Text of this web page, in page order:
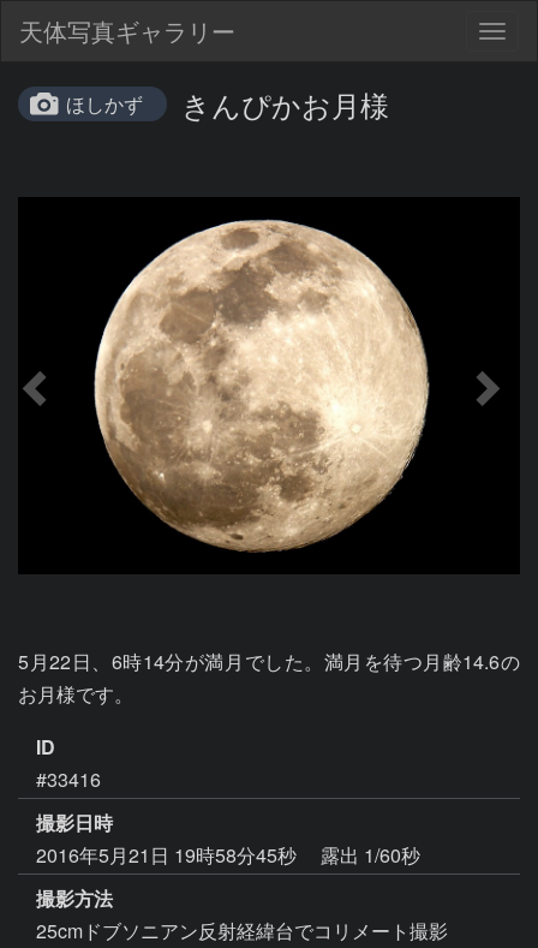
天体写真ギャラリー
ほしかず きんぴかお月様
5月22日、6時14分が満月でした。満月を待つ月齢14.6の
お月様です。
ID
#33416
撮影日時
2016年5月21日 19時58分45秒
露出 1/60秒
撮影方法
25cmドブソニアン反射経緯台でコリメート撮影